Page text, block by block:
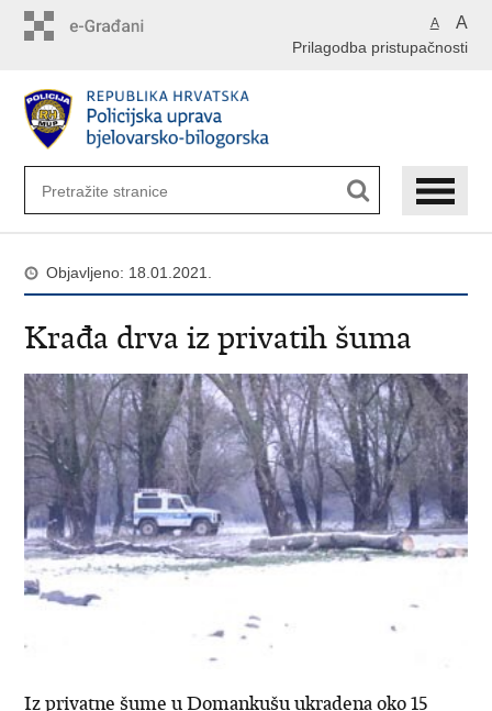
A A
Prilagodba pristupačnosti
Objavljeno: 18.01.2021.
Krađa drva iz privatih šuma
Iz privatne šume u Domankušu ukradena oko 15